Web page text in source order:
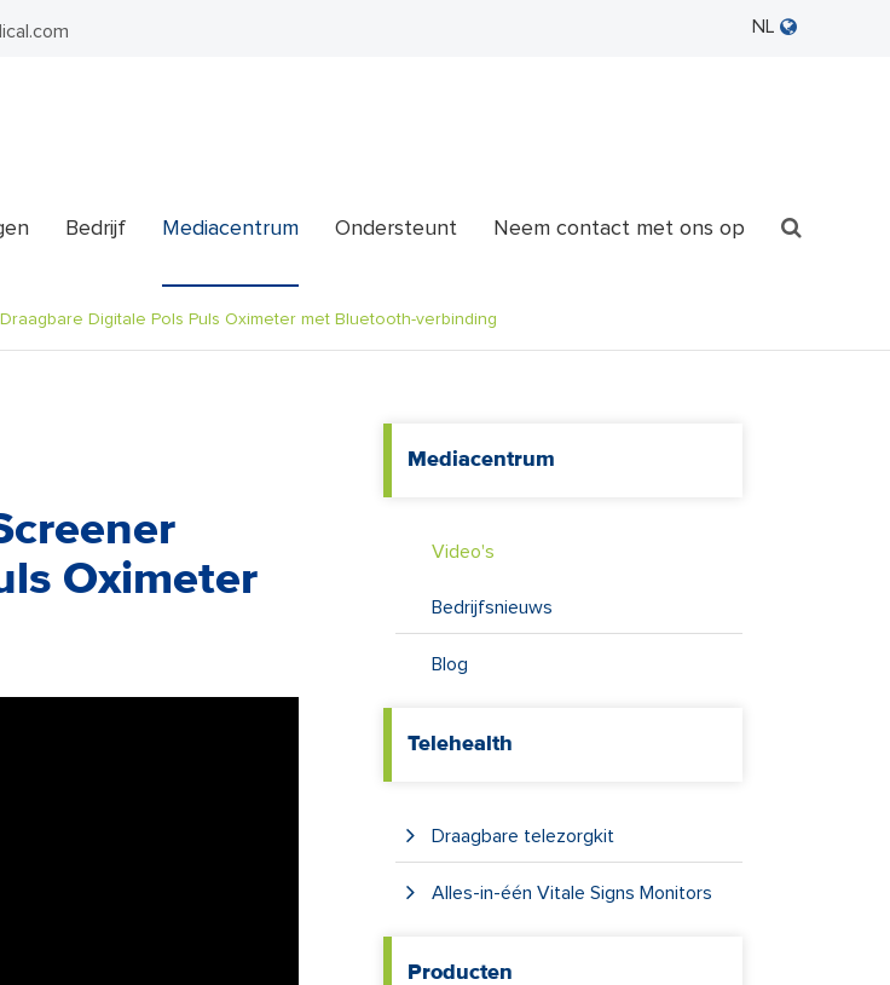
NL
Bedrijf Mediacentrum Ondersteunt Neem contact met ons op
Digitale Pols Puls Oximeter met Bluetooth-verbinding
Oximeter
Mediacentrum
Video's
Bedrijfsnieuws
Blog
Telehealth
Draagbare telezorgkit
Alles-in-één Vitale Signs Monitors
Producten